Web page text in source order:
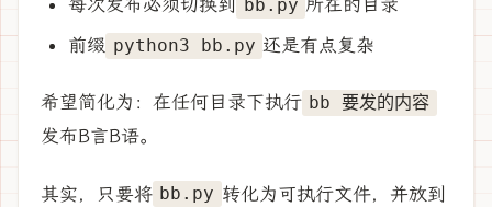
每次发布必须切换到 bb.py 所在的目录
前缀 python3 bb.py 还是有点复杂
希望简化为：在任何目录下执行 bb 要发的内容
发布B言B语。
其实，只要将 bb.py 转化为可执行文件，并放到